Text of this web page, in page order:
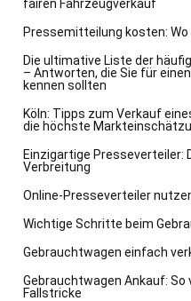
fairen Fahrzeugverkauf
Pressemitteilung kosten:
Die ultimative Liste der
– Antworten, die Sie für
kennen sollten
Köln: Tipps zum Verkauf
die höchste
Einzigartige Presseverteiler:
Verbreitung
Online-Presseverteiler
Wichtige Schritte beim
Gebrauchtwagen einfach
Gebrauchtwagen Ankauf:
Fallstricke